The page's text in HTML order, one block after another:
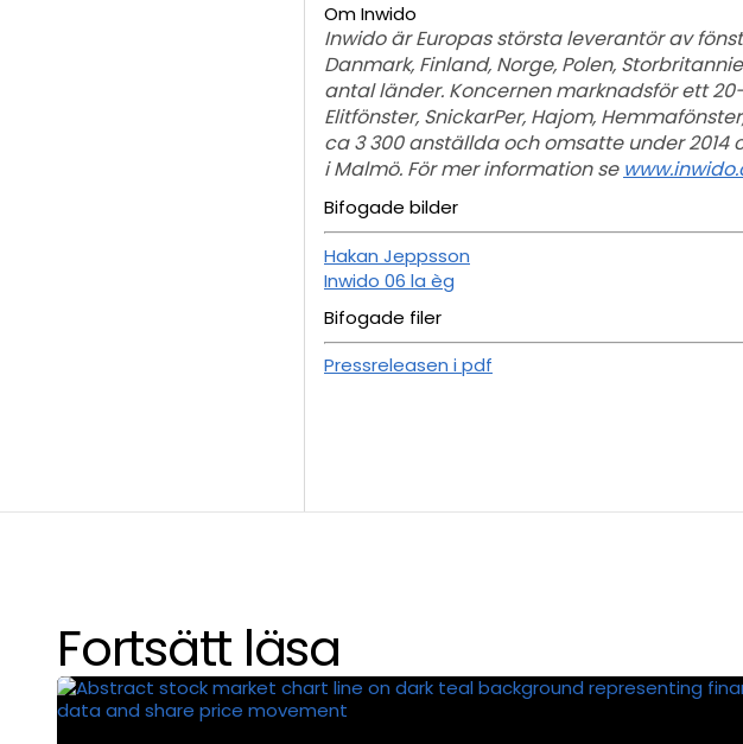
Om Inwido
Inwido är Europas största leverantör av
Danmark, Finland, Norge, Polen,
antal länder. Koncernen marknadsför ett
Elitfönster, SnickarPer, Hajom,
ca 3 300 anställda och omsatte under
i Malmö. För mer information se
Bifogade bilder
Hakan Jeppsson
Inwido 06 la èg
Bifogade filer
Pressreleasen i pdf
Fortsätt läsa